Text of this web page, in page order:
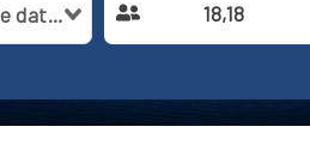
Nahrávají se data... 18,18